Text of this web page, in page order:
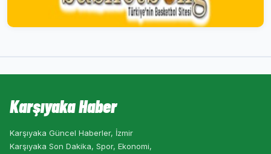
Karşıyaka Haber
Karşıyaka Güncel Haberler, İzmir
Karşıyaka Son Dakika, Spor, Ekonomi,